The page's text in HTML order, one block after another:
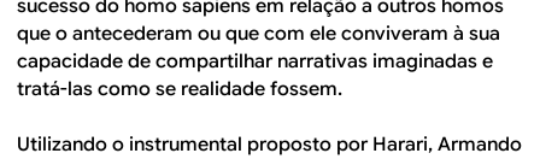
sucesso do homo sapiens em relação a outros homos
que o antecederam ou que com ele conviveram à sua
capacidade de compartilhar narrativas imaginadas e
tratá-las como se realidade fossem.
Utilizando o instrumental proposto por Harari, Armando